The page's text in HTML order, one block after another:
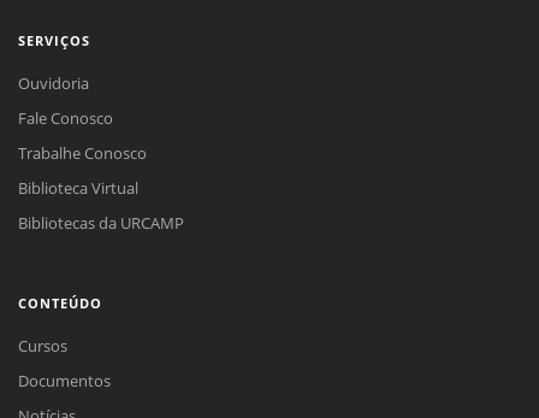
SERVIÇOS
Ouvidoria
Fale Conosco
Trabalhe Conosco
Biblioteca Virtual
Bibliotecas da URCAMP
CONTEÚDO
Cursos
Documentos